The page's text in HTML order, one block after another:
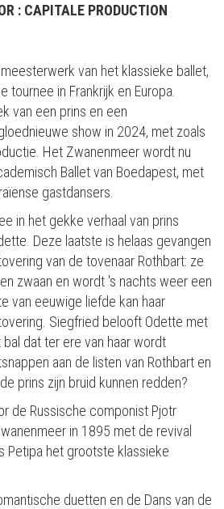
: CAPITALE PRODUCTION
van het klassieke ballet,
tournee in Frankrijk en Europa.
van een prins en een
show in 2024, met zoals
Het Zwanenmeer wordt nu
Ballet van Boedapest, met
gastdansers.
in het gekke verhaal van prins
Deze laatste is helaas gevangen
van de tovenaar Rothbart: ze
zwaan en wordt 's nachts weer een
van eeuwige liefde kan haar
Siegfried belooft Odette met
dat ter ere van haar wordt
aan de listen van Rothbart en
prins zijn bruid kunnen redden?
de Russische componist Pjotr
in 1895 met de revival
Petipa het grootste klassieke
duetten en de Dans van de